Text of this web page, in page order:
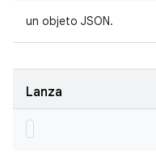
un objeto JSON.
Lanza